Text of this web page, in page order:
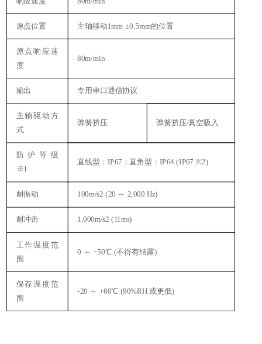
原点位置 主轴移动1mm ±0.5mm的位置
原点响应速
度
80m/min
输出 专用串口通信协议
主轴驱动方
式
弹簧挤压 弹簧挤压/真空吸入
防护等级
※1
直线型：IP67；直角型：IP64 (IP67 ※2)
耐振动 100m/s2 (20 ～ 2,000 Hz)
耐冲击 1,000m/s2 (11ms)
工作温度范
围
0 ～ +50℃ (不得有结露)
保存温度范
围
-20 ～ +60℃ (90%RH 或更低)